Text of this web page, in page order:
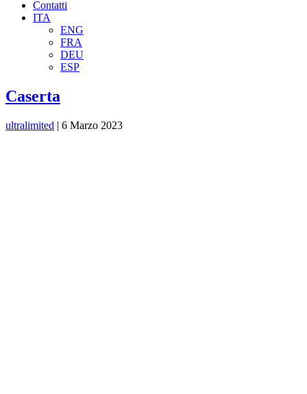
Contatti
ITA
ENG
FRA
DEU
ESP
Caserta
ultralimited | 6 Marzo 2023